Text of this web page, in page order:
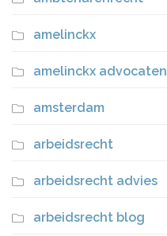
amelinckx
amelinckx advocaten
amsterdam
arbeidsrecht
arbeidsrecht advies
arbeidsrecht blog